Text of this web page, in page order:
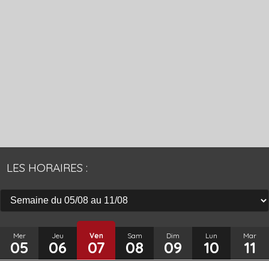
LES HORAIRES :
Mer
05
Jeu
06
Ven
07
Sam
08
Dim
09
Lun
10
Mar
11